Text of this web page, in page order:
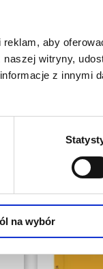
aby
witryny,
z innymi
na wybór